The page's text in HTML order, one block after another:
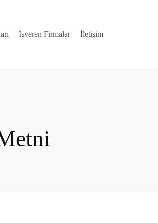
İşveren Firmalar İletişim